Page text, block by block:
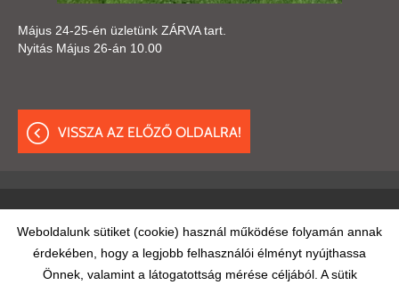
Május 24-25-én üzletünk ZÁRVA tart.
Nyitás Május 26-án 10.00
VISSZA AZ ELŐZŐ OLDALRA!
Oldal információk Adatkezelési tájékoztató ÁSZF
Impresszum Elállási nyilatkozat
Weboldalunk sütiket (cookie) használ működése folyamán annak
érdekében, hogy a legjobb felhasználói élményt nyújthassa
Önnek, valamint a látogatottság mérése céljából. A sütik